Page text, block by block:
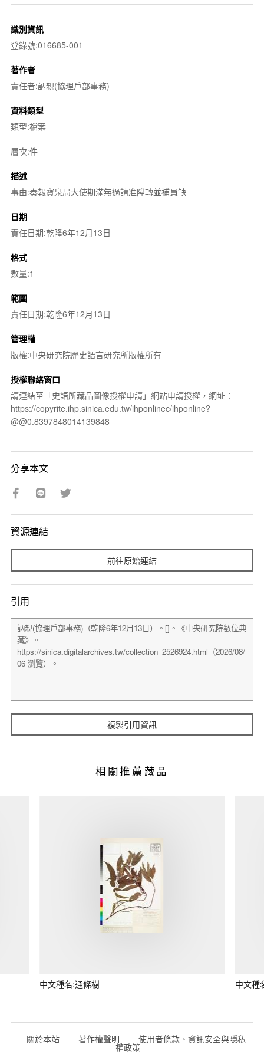
識別資訊
登錄號:016685-001
著作者
責任者:訥親(協理戶部事務)
資料類型
類型:檔案
層次:件
描述
事由:奏報寶泉局大使期滿無過請准陞轉並補員缺
日期
責任日期:乾隆6年12月13日
格式
數量:1
範圍
責任日期:乾隆6年12月13日
管理權
版權:中央研究院歷史語言研究所版權所有
授權聯絡窗口
請連結至「史語所藏品圖像授權申請」網站申請授權，網址：
https://copyrite.ihp.sinica.edu.tw/ihponlinec/ihponline?
@@0.8397848014139848
分享本文
資源連結
前往原始連結
引用
複製引用資訊
相關推薦藏品
中文種名:通條樹 中文種
關於本站 著作權聲明 使用者條款、資訊安全與隱私
權政策